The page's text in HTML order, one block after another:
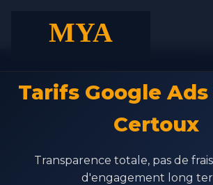
Tarifs Google Ads
Certoux
Transparence totale, pas de
d'engagement long